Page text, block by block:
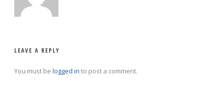
LEAVE A REPLY
You must be logged in to post a comment.